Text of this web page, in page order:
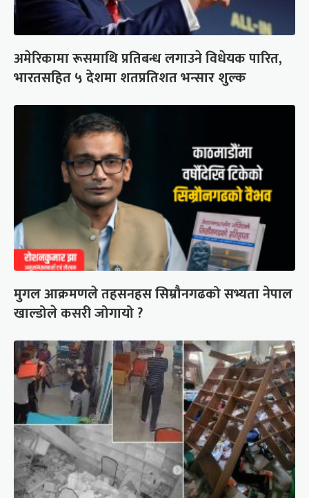
अमेरिकामा रूसमाथि प्रतिबन्ध लगाउने विधेयक पारित,
भारतसहित ५ देशमा शतप्रतिशत भन्सार शुल्क
मुगल आक्रमणले तहसनहस सिम्रौनगढको सभ्यता नेपाल
खाल्डोले कसरी जोगायो ?